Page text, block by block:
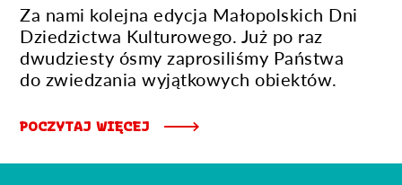
Za nami kolejna edycja Małopolskich Dni
Dziedzictwa Kulturowego. Już po raz
dwudziesty ósmy zaprosiliśmy Państwa
do zwiedzania wyjątkowych obiektów.
POCZYTAJ WIĘCEJ